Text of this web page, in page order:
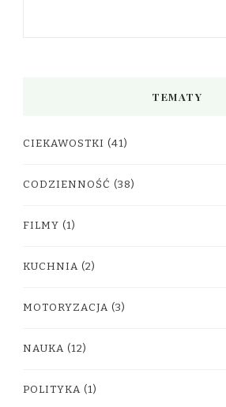
TEMATY
CIEKAWOSTKI (41)
CODZIENNOŚĆ (38)
FILMY (1)
KUCHNIA (2)
MOTORYZACJA (3)
NAUKA (12)
POLITYKA (1)